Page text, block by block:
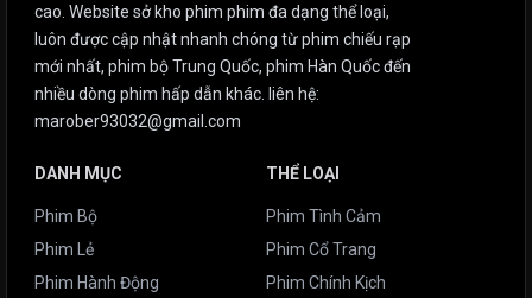
cao. Website sở kho phim phim đa dạng thể loại,
luôn được cập nhật nhanh chóng từ phim chiếu rạp
mới nhất, phim bộ Trung Quốc, phim Hàn Quốc đến
nhiều dòng phim hấp dẫn khác. liên hệ:
marober93032@gmail.com
DANH MỤC
Phim Bộ
Phim Lẻ
Phim Hành Động
THỂ LOẠI
Phim Tình Cảm
Phim Cổ Trang
Phim Chính Kịch